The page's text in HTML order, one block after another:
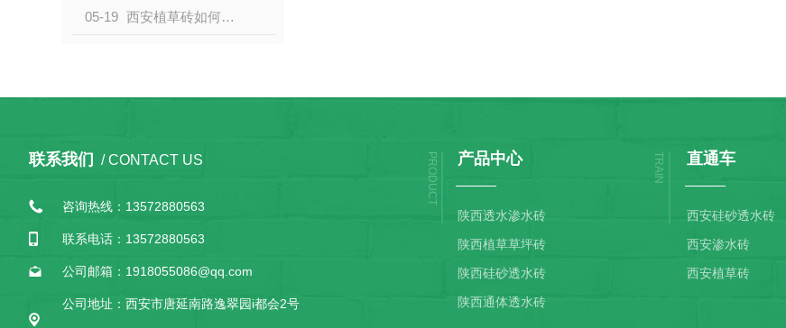
05-19 西安植草砖如何植草？快去收藏吧
联系我们 / CONTACT US
咨询热线：13572880563
联系电话：13572880563
公司邮箱：1918055086@qq.com
公司地址：西安市唐延南路逸翠园i都会2号
PRODUCT 产品中心
陕西透水渗水砖
陕西植草草坪砖
陕西硅砂透水砖
陕西通体透水砖
TRAIN 直通车
西安硅砂透水砖
西安渗水砖
西安植草砖